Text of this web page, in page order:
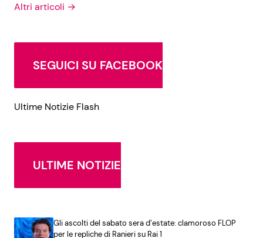
Altri articoli →
SEGUICI SU FACEBOOK
Ultime Notizie Flash
ULTIME NOTIZIE
Gli ascolti del sabato sera d’estate: clamoroso FLOP
per le repliche di Ranieri su Rai 1